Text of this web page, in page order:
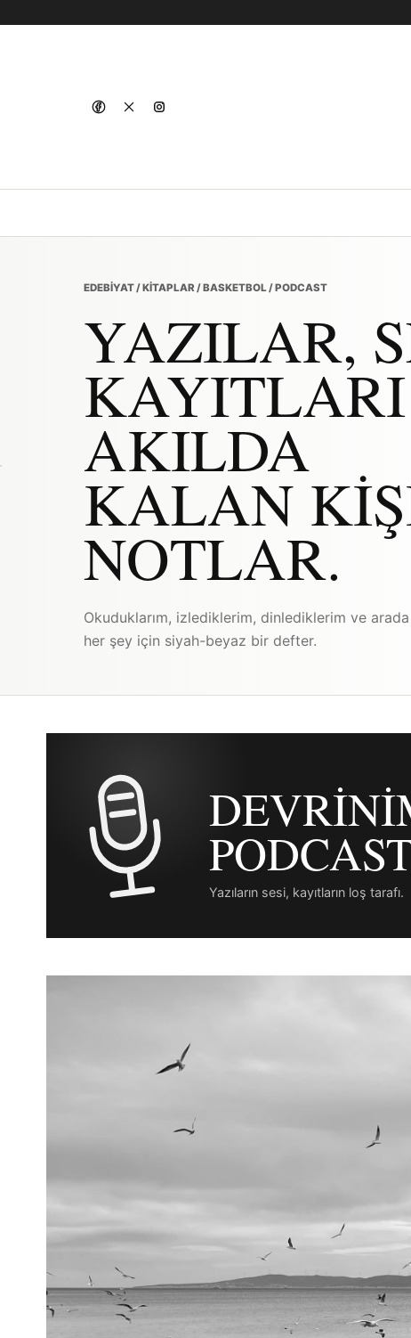
EDEBIYAT / KITAPLAR / BASKETBOL / PODCAST
YAZILAR,
AKILDA
KALAN
NOTLAR.
Okuduklarım, izlediklerim, dinlediklerim ve
her şey için siyah-beyaz bir defter.
Yazıların sesi, kayıtların loş tarafı.